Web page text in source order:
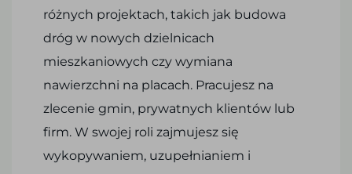
różnych projektach, takich jak budowa
dróg w nowych dzielnicach
mieszkaniowych czy wymiana
nawierzchni na placach. Pracujesz na
zlecenie gmin, prywatnych klientów lub
firm. W swojej roli zajmujesz się
wykopywaniem, uzupełnianiem i